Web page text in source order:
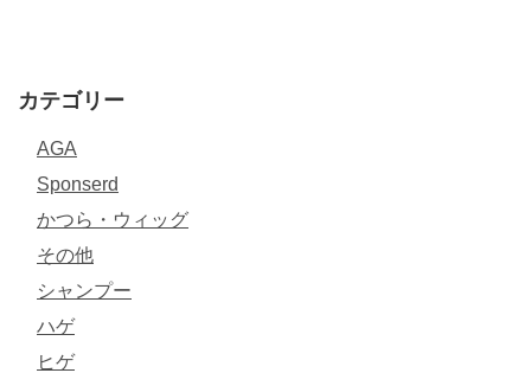
カテゴリー
AGA
Sponserd
かつら・ウィッグ
その他
シャンプー
ハゲ
ヒゲ